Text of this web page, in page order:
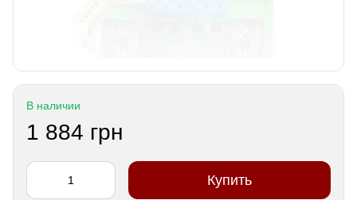
В наличии
1 884 грн
Купить